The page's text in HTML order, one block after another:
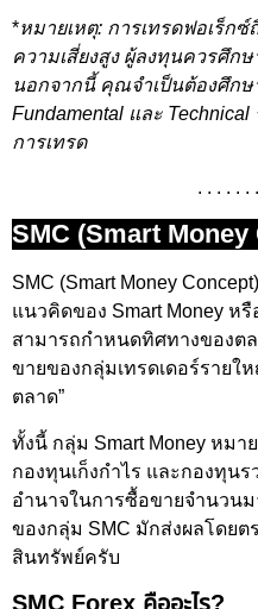
*หมายเหตุ: การเทรดฟอเร็ก
ความเสี่ยงสูง ผู้ลงทุนควรศึก
นอกจากนี้ คุณจำเป็นต้องศึกษ
Fundamental และ
การเทรด
. . . . . .
SMC (Smart Money
SMC (Smart Money
แนวคิดของ Smart Money ห
สามารถกำหนดทิศทางของต
ขายของกลุ่มเทรดเดอร์ราย
ตลาด”
ทั้งนี้ กลุ่ม Smart Money หมา
กองทุนเก็งกำไร และกองทุน
อำนาจในการซื้อขายจำนวน
ของกลุ่ม SMC มักส่งผลโดยต
สินทรัพย์ครับ
SMC Forex คืออะไร?